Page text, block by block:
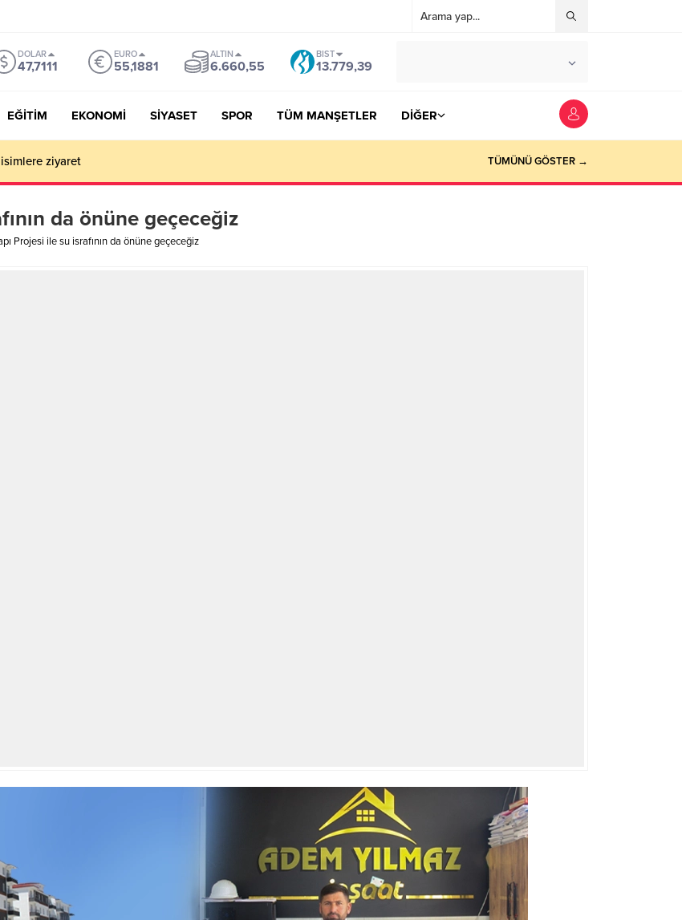
DOLAR
47,7111
EURO
55,1881
ALTIN
6.660,55
BIST
13.779,39
EĞİTİM EKONOMİ SİYASET SPOR TÜM MANŞETLER DİĞER
ziyaret TÜMÜNÜ GÖSTER →
da önüne geçeceğiz
Projesi ile su israfının da önüne geçeceğiz